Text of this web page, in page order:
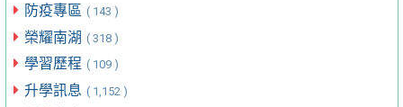
防疫專區 ( 143 )
榮耀南湖 ( 318 )
學習歷程 ( 109 )
升學訊息 ( 1,152 )